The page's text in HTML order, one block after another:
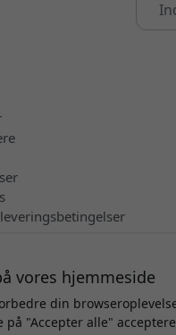
vores hjemmeside
din
på "Accepter alle"